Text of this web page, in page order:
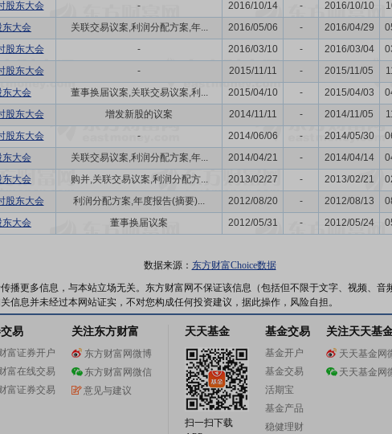
股东大会
- 2016/10/14 - 2016/10/10
大会
关联交易议案,利润分配方案,年... 2016/05/06 - 2016/04/29
股东大会
- 2016/03/10 - 2016/03/04
股东大会
- 2015/11/11 - 2015/11/05
大会
董事换届议案,关联交易议案,利... 2015/04/10 - 2015/04/03
股东大会
增发新股的议案 2014/11/11 - 2014/11/05
股东大会
- 2014/06/06 - 2014/05/30
大会
关联交易议案,利润分配方案,年... 2014/04/21 - 2014/04/14
大会
购并,关联交易议案,利润分配方... 2013/02/27 - 2013/02/21
股东大会
利润分配方案,年度报告(摘要)... 2012/08/20 - 2012/08/13
大会
董事换届议案 2012/05/31 - 2012/05/24
数据来源： 东方财富Choice数据
播更多信息，与本站立场无关。东方财富网不保证该信息（包括但不限于文字、视频、
信息并未经过本网站证实，不对您构成任何投资建议，据此操作，风险自担。
易
富证券开户
富在线交易
富证券交易
关注东方财富
东方财富网微博
东方财富网微信
意见与建议
天天基金
扫一扫下载
基金交易
基金开户
基金交易
活期宝
基金产品
稳健理财
关注天天基
天天基金网
天天基金网